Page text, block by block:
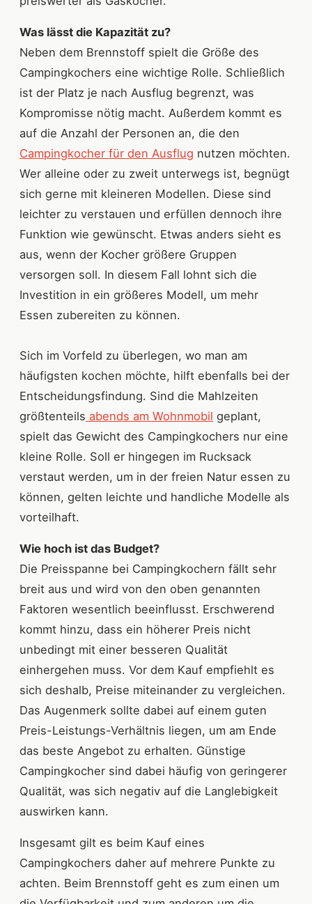
Was lässt die Kapazität zu?
Neben dem Brennstoff spielt die Größe des
Campingkochers eine wichtige Rolle. Schließlich
ist der Platz je nach Ausflug begrenzt, was
Kompromisse nötig macht. Außerdem kommt es
auf die Anzahl der Personen an, die den
Campingkocher für den Ausflug nutzen möchten.
Wer alleine oder zu zweit unterwegs ist, begnügt
sich gerne mit kleineren Modellen. Diese sind
leichter zu verstauen und erfüllen dennoch ihre
Funktion wie gewünscht. Etwas anders sieht es
aus, wenn der Kocher größere Gruppen
versorgen soll. In diesem Fall lohnt sich die
Investition in ein größeres Modell, um mehr
Essen zubereiten zu können.
Sich im Vorfeld zu überlegen, wo man am
häufigsten kochen möchte, hilft ebenfalls bei der
Entscheidungsfindung. Sind die Mahlzeiten
größtenteils abends am Wohnmobil geplant,
spielt das Gewicht des Campingkochers nur eine
kleine Rolle. Soll er hingegen im Rucksack
verstaut werden, um in der freien Natur essen zu
können, gelten leichte und handliche Modelle als
vorteilhaft.
Wie hoch ist das Budget?
Die Preisspanne bei Campingkochern fällt sehr
breit aus und wird von den oben genannten
Faktoren wesentlich beeinflusst. Erschwerend
kommt hinzu, dass ein höherer Preis nicht
unbedingt mit einer besseren Qualität
einhergehen muss. Vor dem Kauf empfiehlt es
sich deshalb, Preise miteinander zu vergleichen.
Das Augenmerk sollte dabei auf einem guten
Preis-Leistungs-Verhältnis liegen, um am Ende
das beste Angebot zu erhalten. Günstige
Campingkocher sind dabei häufig von geringerer
Qualität, was sich negativ auf die Langlebigkeit
auswirken kann.
Insgesamt gilt es beim Kauf eines
Campingkochers daher auf mehrere Punkte zu
achten. Beim Brennstoff geht es zum einen um